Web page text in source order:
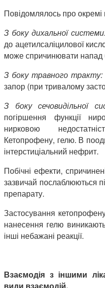
Повідомлялось про окремі
З боку дихальної
до ацетилсаліцилової
може спричинювати напад
З боку травного тракту:
запор (при тривалому
З боку сечовидільної
погіршення функції
нирковою
Кетопрофену, гелю. В
інтерстиціальний нефрит.
Побічні ефекти,
зазвичай послаблюються
препарату.
Застосування
нанесення гелю
інші небажані реакції.
Взаємодія з іншими
види взаємодій.